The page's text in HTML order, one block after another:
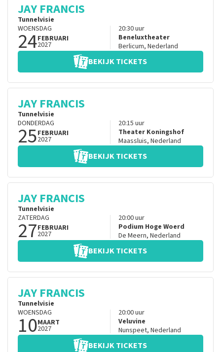
JAY FRANCIS
Tunnelvisie
WOENSDAG
24FEBRUARI
2027
20:30uur
Beneluxtheater
Berlicum, Nederland
BEKIJK TICKETS
JAY FRANCIS
Tunnelvisie
DONDERDAG
25FEBRUARI
2027
20:15 uur
Theater Koningshof
Maassluis, Nederland
BEKIJK TICKETS
JAY FRANCIS
Tunnelvisie
ZATERDAG
27FEBRUARI
2027
20:00uur
Podium Hoge Woerd
De Meern, Nederland
BEKIJK TICKETS
JAY FRANCIS
Tunnelvisie
WOENSDAG
10MAART
2027
20:00uur
Veluvine
Nunspeet, Nederland
BEKIJK TICKETS